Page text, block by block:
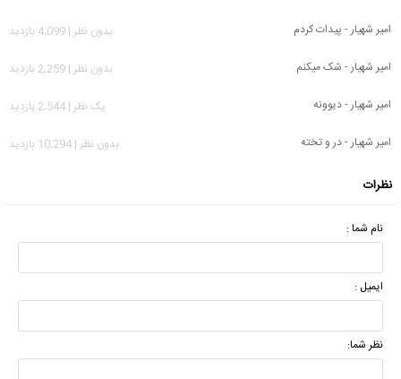
امیر شهیار - پیدات کردم
بدون نظر | 4,099 بازدید
امیر شهیار - شک میکنم
بدون نظر | 2,259 بازدید
امیر شهیار - دیوونه
يک نظر | 2,544 بازدید
امیر شهیار - در و تخته
بدون نظر | 10,294 بازدید
نظرات
نام شما :
ایمیل :
نظر شما: